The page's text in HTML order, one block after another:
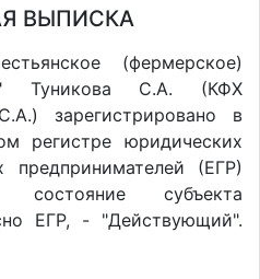
ВЫПИСКА
(фермерское)
Туникова С.А. (КФХ
зарегистрировано в
регистре юридических
(ЕГР)
состояние субъекта
ЕГР, - "Действующий".